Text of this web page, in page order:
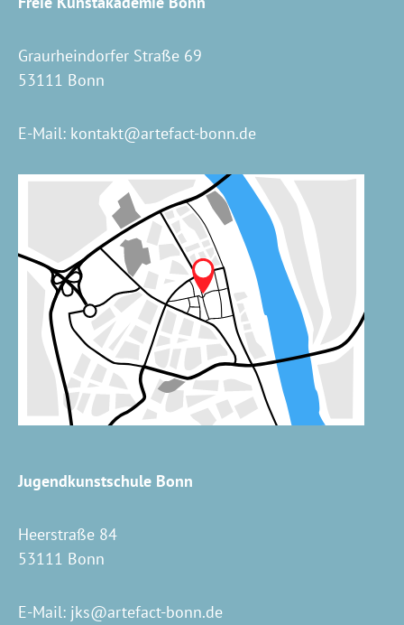
Graurheindorfer Straße 69
53111 Bonn
E-Mail: kontakt@artefact-bonn.de
Jugendkunstschule Bonn
Heerstraße 84
53111 Bonn
E-Mail: jks@artefact-bonn.de